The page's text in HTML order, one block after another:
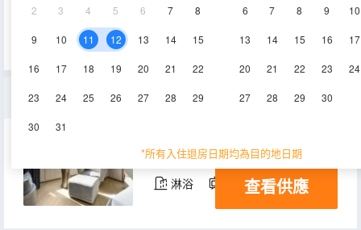
2 3 4 5 6 7 8
9 10 11 12 13 14 15
16 17 18 19 20 21 22
23 24 25 26 27 28 29
30 31
6 7 8 9 10
13 14 15 16 17
20 21 22 23 24
27 28 29 30
*所有入住退房日期均為目的地日期
56-60㎡ 16-20層
淋浴 電視機 冰箱
查看供應